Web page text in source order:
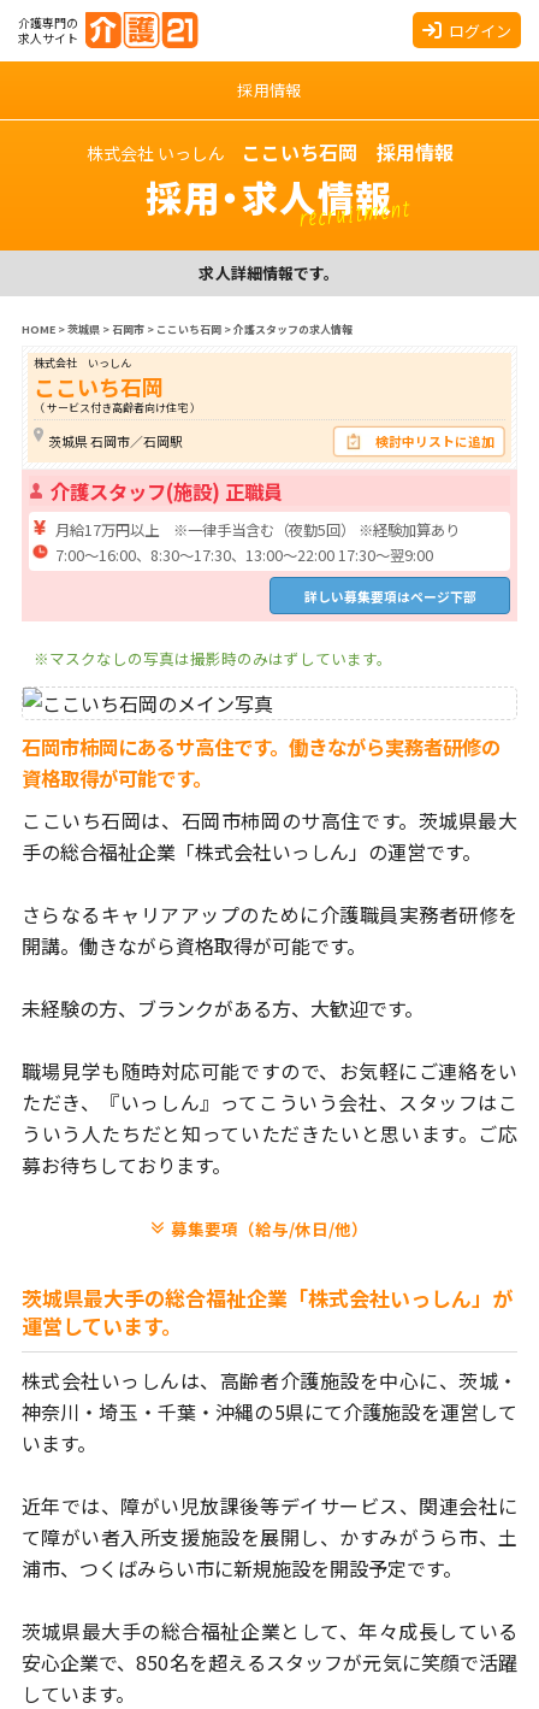
介護専門の
求人サイト
ログイン
採用情報
株式会社 いっしん ここいち石岡 採用情報
採用・求人情報
recruitment
求人詳細情報です。
HOME>茨城県>石岡市> ここいち石岡>介護スタッフの求人情報
株式会社 いっしん
ここいち石岡
（ サービス付き高齢者向け住宅 ）
茨城県 石岡市／石岡駅 検討中リストに追加
介護スタッフ(施設) 正職員
月給17万円以上 ※一律手当含む（夜勤5回） ※経験加算あり
7:00～16:00、8:30～17:30、13:00～22:00 17:30～翌9:00
詳しい募集要項はページ下部
※マスクなしの写真は撮影時のみはずしています。
石岡市柿岡にあるサ高住です。働きながら実務者研修の
資格取得が可能です。
ここいち石岡は、石岡市柿岡のサ高住です。 茨城県最大
手の総合福祉企業「株式会社いっしん」の運営です。
さらなるキャリアアップのために介護職員実務者研修を
開講。 働きながら資格取得が可能です。
未経験の方、ブランクがある方、大歓迎です。
職場見学も随時対応可能ですので、お気軽にご連絡をい
ただき、
『いっしん』ってこういう会社、スタッフはこ
ういう人たちだと知っていただきたいと思います。ご応
募お待ちしております。
募集要項（給与/休日/他）
茨城県最大手の総合福祉企業「株式会社いっしん」が
運営しています。
株式会社いっしんは、高齢者介護施設を中心に、茨城・
神奈川・埼玉・ 千葉・沖縄の5県にて介護施設を運営して
います。
近年では、障がい児放課後等デイサービス、関連会社に
て障がい者入所支援施設を展開し、かすみがうら市、土
浦市、つくばみらい市に新規施設を開設予定です。
茨城県最大手の総合福祉企業として、年々成長している
安心企業で、850名を超えるスタッフが元気に笑顔で活躍
しています。